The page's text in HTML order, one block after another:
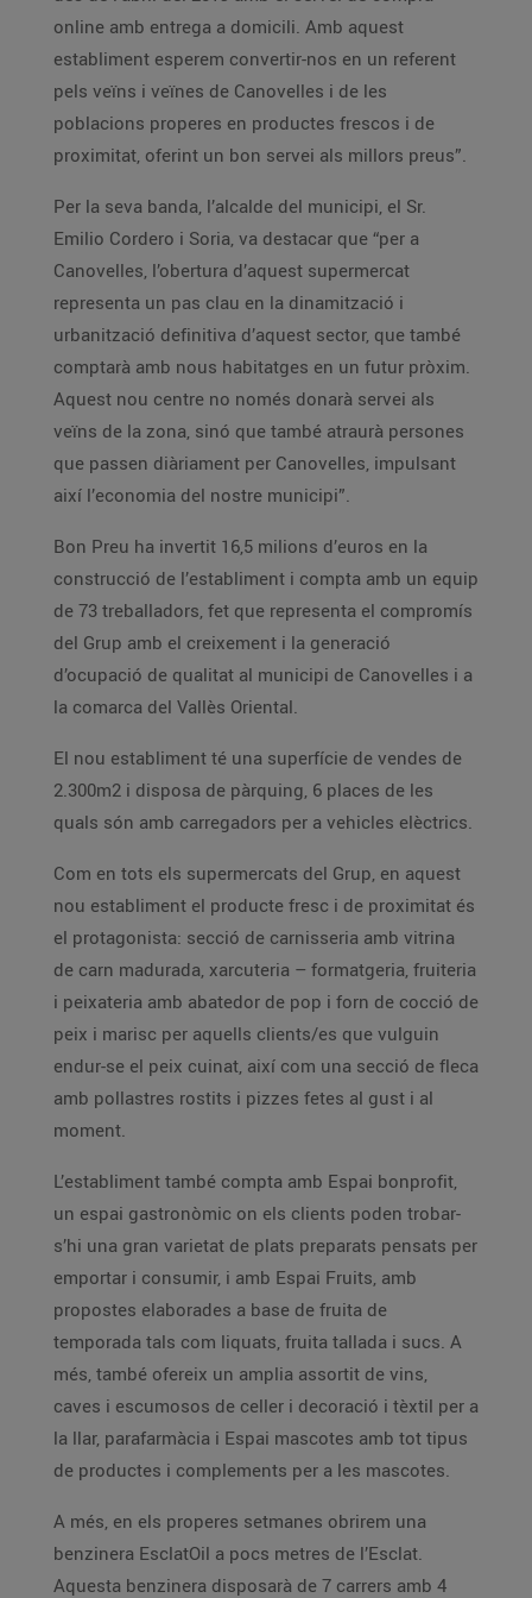
online amb entrega a domicili. Amb aquest
establiment esperem convertir-nos en un referent
pels veïns i veïnes de Canovelles i de les
poblacions properes en productes frescos i de
proximitat, oferint un bon servei als millors preus”.
Per la seva banda, l’alcalde del municipi, el Sr.
Emilio Cordero i Soria, va destacar que “per a
Canovelles, l’obertura d’aquest supermercat
representa un pas clau en la dinamització i
urbanització definitiva d’aquest sector, que també
comptarà amb nous habitatges en un futur pròxim.
Aquest nou centre no només donarà servei als
veïns de la zona, sinó que també atraurà persones
que passen diàriament per Canovelles, impulsant
així l’economia del nostre municipi”.
Bon Preu ha invertit 16,5 milions d’euros en la
construcció de l’establiment i compta amb un equip
de 73 treballadors, fet que representa el compromís
del Grup amb el creixement i la generació
d’ocupació de qualitat al municipi de Canovelles i a
la comarca del Vallès Oriental.
El nou establiment té una superfície de vendes de
2.300m2 i disposa de pàrquing, 6 places de les
quals són amb carregadors per a vehicles elèctrics.
Com en tots els supermercats del Grup, en aquest
nou establiment el producte fresc i de proximitat és
el protagonista: secció de carnisseria amb vitrina
de carn madurada, xarcuteria – formatgeria, fruiteria
i peixateria amb abatedor de pop i forn de cocció de
peix i marisc per aquells clients/es que vulguin
endur-se el peix cuinat, així com una secció de fleca
amb pollastres rostits i pizzes fetes al gust i al
moment.
L’establiment també compta amb Espai bonprofit,
un espai gastronòmic on els clients poden trobar-
s’hi una gran varietat de plats preparats pensats per
emportar i consumir, i amb Espai Fruits, amb
propostes elaborades a base de fruita de
temporada tals com liquats, fruita tallada i sucs. A
més, també ofereix un amplia assortit de vins,
caves i escumosos de celler i decoració i tèxtil per a
la llar, parafarmàcia i Espai mascotes amb tot tipus
de productes i complements per a les mascotes.
A més, en els properes setmanes obrirem una
benzinera EsclatOil a pocs metres de l’Esclat.
Aquesta benzinera disposarà de 7 carrers amb 4